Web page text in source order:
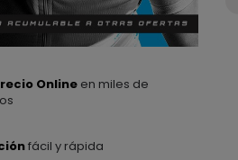
Onlineen miles de
fácil y rápida